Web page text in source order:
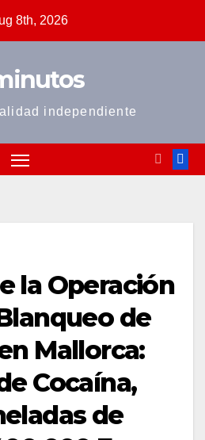
8th, 2026
independiente
la Operación
de
Mallorca:
Cocaína,
de